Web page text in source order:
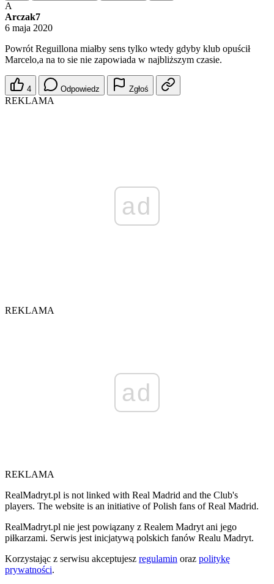
A
Arczak7
6 maja 2020
Powrót Reguillona miałby sens tylko wtedy gdyby klub opuścił
Marcelo,a na to sie nie zapowiada w najbliższym czasie.
4 Odpowiedz Zgłoś
REKLAMA
ad
REKLAMA
ad
REKLAMA
RealMadryt.pl is not linked with Real Madrid and the Club's
players. The website is an initiative of Polish fans of Real Madrid.
RealMadryt.pl nie jest powiązany z Realem Madryt ani jego
piłkarzami. Serwis jest inicjatywą polskich fanów Realu Madryt.
Korzystając z serwisu akceptujesz regulamin oraz politykę
prywatności.